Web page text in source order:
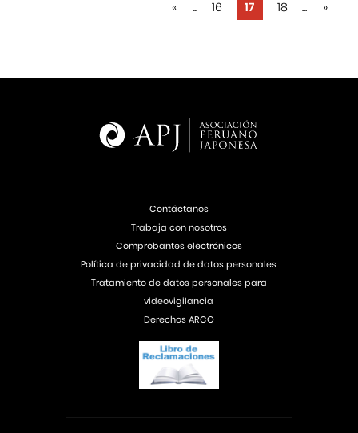
« ... 16 17 18 ... »
Contáctanos
Trabaja con nosotros
Comprobantes electrónicos
Política de privacidad de datos personales
Tratamiento de datos personales para
videovigilancia
Derechos ARCO